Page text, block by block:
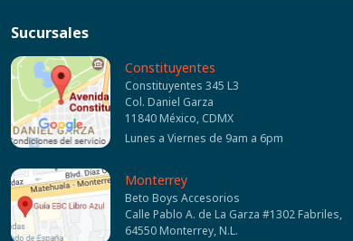
Sucursales
Constituyentes
Constituyentes 345 L3
Col. Daniel Garza
11840 México, CDMX
Lunes a Viernes de 9am a 6pm
Monterrey
Beto Boys Accesorios
Calle Pablo A. de La Garza #1302 Fabriles,
64550 Monterrey, N.L.